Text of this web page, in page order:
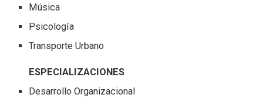
Música
Psicología
Transporte Urbano
ESPECIALIZACIONES
Desarrollo Organizacional